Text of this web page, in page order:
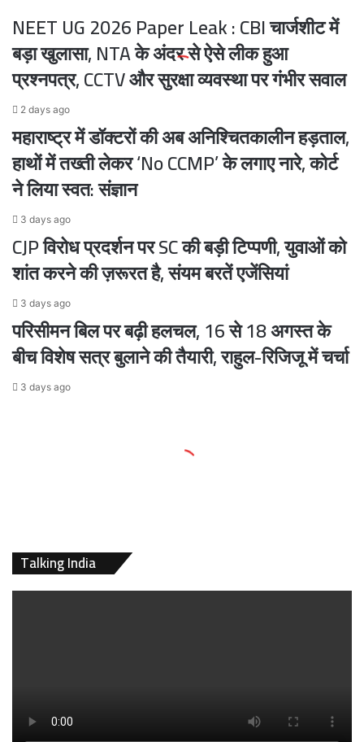
नजर
NEET UG 2026 Paper Leak : CBI चार्जशीट में
बड़ा खुलासा, NTA के अंदर से ऐसे लीक हुआ
प्रश्नपत्र, CCTV और सुरक्षा व्यवस्था पर गंभीर सवाल
2 days ago
महाराष्ट्र में डॉक्टरों की अब अनिश्चितकालीन हड़ताल,
हाथों में तख्ती लेकर ‘No CCMP’ के लगाए नारे, कोर्ट
ने लिया स्वत: संज्ञान
3 days ago
CJP विरोध प्रदर्शन पर SC की बड़ी टिप्पणी, युवाओं को
शांत करने की ज़रूरत है, संयम बरतें एजेंसियां
3 days ago
परिसीमन बिल पर बढ़ी हलचल, 16 से 18 अगस्त के
बीच विशेष सत्र बुलाने की तैयारी, राहुल-रिजिजू में चर्चा
3 days ago
Talking India